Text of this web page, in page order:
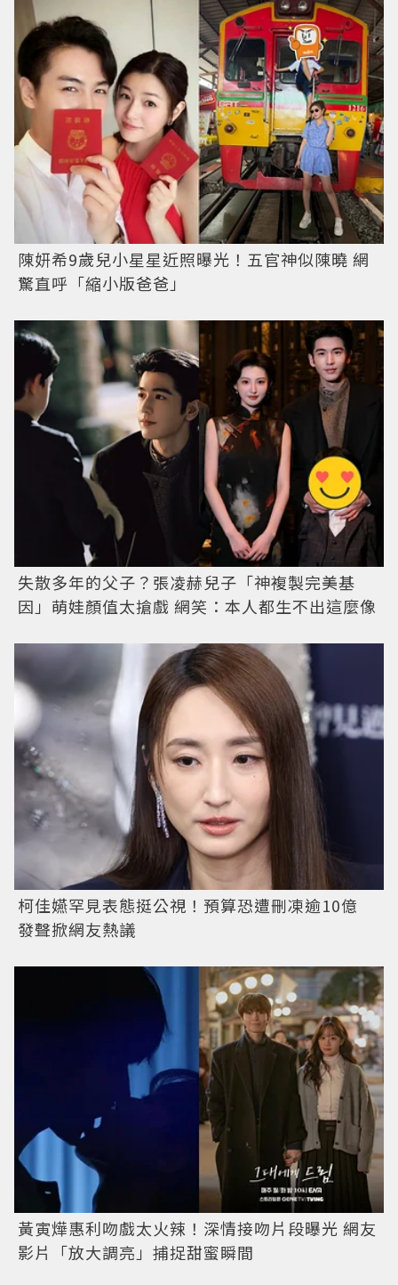
陳妍希9歲兒小星星近照曝光！五官神似陳曉 網
驚直呼「縮小版爸爸」
失散多年的父子？張凌赫兒子「神複製完美基
因」萌娃顏值太搶戲 網笑：本人都生不出這麼像
柯佳嬿罕見表態挺公視！預算恐遭刪凍逾10億
發聲掀網友熱議
黃寅燁惠利吻戲太火辣！深情接吻片段曝光 網友
影片「放大調亮」捕捉甜蜜瞬間